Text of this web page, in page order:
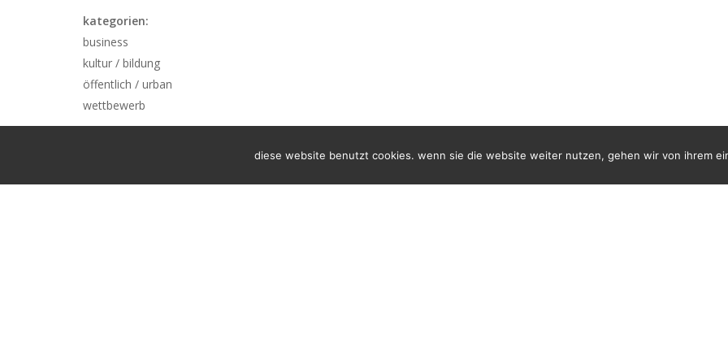
kategorien:
business
kultur / bildung
öffentlich / urban
wettbewerb
diese website benutzt cookies. wenn sie die website weiter nutzen, gehen wir von ihrem